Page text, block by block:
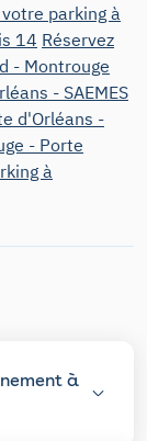
parking à
14 Réservez
- Montrouge
- SAEMES
d'Orléans -
- Porte
à
à